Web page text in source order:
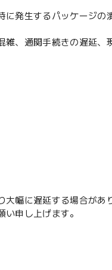
に発生するパッケージ
雑、通関手続きの遅延
幅に遅延する場合があ
申し上げます。